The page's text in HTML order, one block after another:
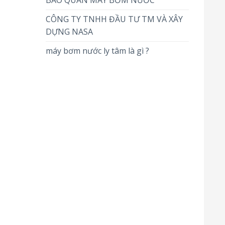
CÔNG TY TNHH ĐẦU TƯ TM VÀ XÂY
DỰNG NASA
máy bơm nước ly tâm là gì ?